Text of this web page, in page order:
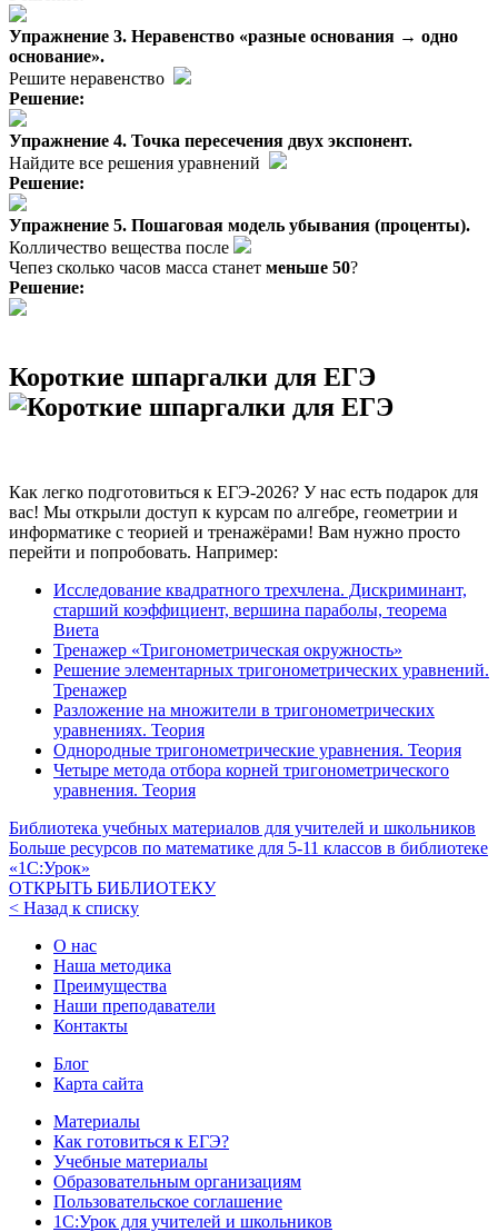
Упражнение 3. Неравенство «разные основания → одно
основание».
Решите неравенство
Решение:
Упражнение 4. Точка пересечения двух экспонент.
Найдите все решения уравнений
Решение:
Упражнение 5. Пошаговая модель убывания (проценты).
Колличество вещества после
Чепез сколько часов масса станет меньше 50?
Решение:
Короткие шпаргалки для ЕГЭ
Как легко подготовиться к ЕГЭ-2026? У нас есть подарок для
вас! Мы открыли доступ к курсам по алгебре, геометрии и
информатике с теорией и тренажёрами! Вам нужно просто
перейти и попробовать. Например:
Исследование квадратного трехчлена. Дискриминант,
старший коэффициент, вершина параболы, теорема
Виета
Тренажер «Тригонометрическая окружность»
Решение элементарных тригонометрических уравнений.
Тренажер
Разложение на множители в тригонометрических
уравнениях. Теория
Однородные тригонометрические уравнения. Теория
Четыре метода отбора корней тригонометрического
уравнения. Теория
Библиотека учебных материалов для учителей и школьников
Больше ресурсов по математике для 5-11 классов в библиотеке
«1С:Урок»
ОТКРЫТЬ БИБЛИОТЕКУ
< Назад к списку
О нас
Наша методика
Преимущества
Наши преподаватели
Контакты
Блог
Карта сайта
Материалы
Как готовиться к ЕГЭ?
Учебные материалы
Образовательным организациям
Пользовательское соглашение
1С:Урок для учителей и школьников